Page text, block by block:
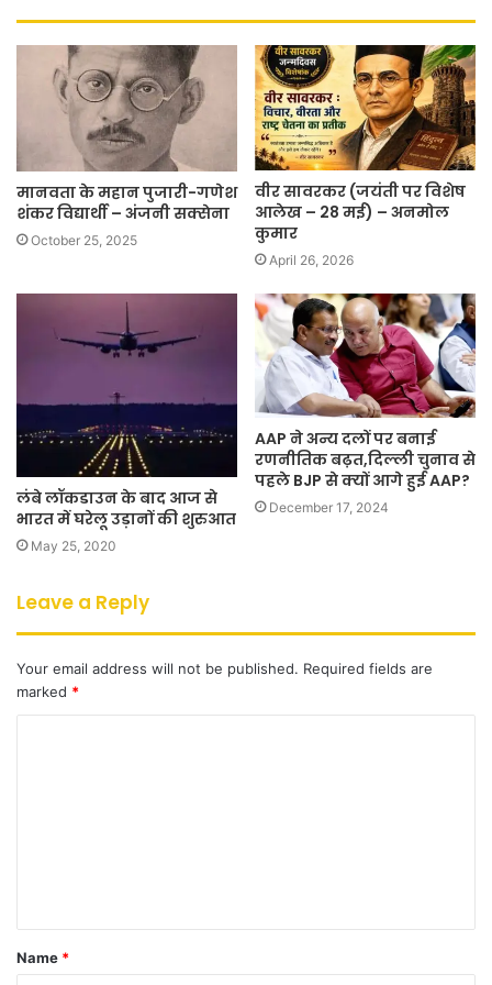
मानवता के महान पुजारी-गणेश
शंकर विद्यार्थी – अंजनी सक्सेना
October 25, 2025
वीर सावरकर (जयंती पर विशेष
आलेख – 28 मई) – अनमोल
कुमार
April 26, 2026
लंबे लॉकडाउन के बाद आज से
भारत में घरेलू उड़ानों की शुरुआत
May 25, 2020
AAP ने अन्य दलों पर बनाई
रणनीतिक बढ़त,दिल्ली चुनाव से
पहले BJP से क्यों आगे हुई AAP?
December 17, 2024
Leave a Reply
Your email address will not be published. Required fields are
marked *
t
*
Name *